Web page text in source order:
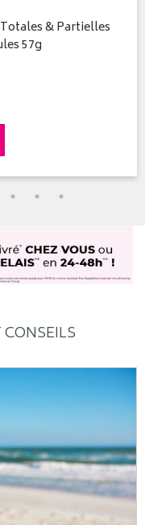
& Partielles
57g